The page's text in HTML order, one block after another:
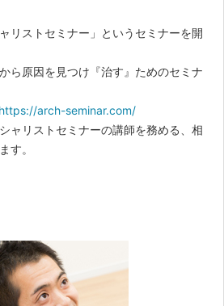
リストセミナー」というセミナーを開
ら原因を見つけ『治す』ためのセミナ
https://arch-seminar.com/
ャリストセミナーの講師を務める、相
す。